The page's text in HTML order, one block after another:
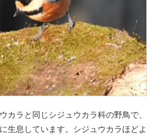
カラと同じシジュウカラ科の野鳥で、
生息しています。シジュウカラほどよ